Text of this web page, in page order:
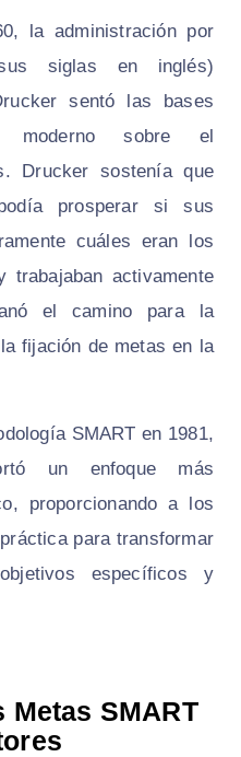
la administración por
siglas en inglés)
sentó las bases
moderno sobre el
Drucker sostenía que
prosperar si sus
cuáles eran los
trabajaban activamente
el camino para la
fijación de metas en la
SMART en 1981,
un enfoque más
proporcionando a los
para transformar
específicos y
Metas SMART